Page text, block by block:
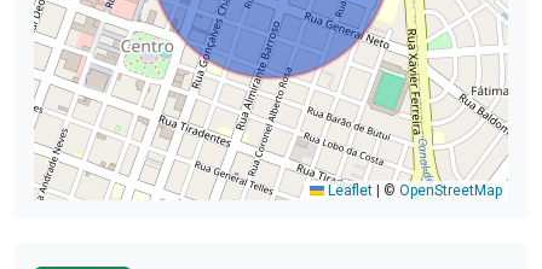
Leaflet © OpenStreetMap